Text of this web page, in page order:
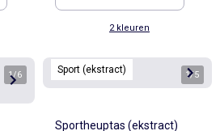
2 kleuren
1/6 Sport (ekstract) 1/5
Sportheuptas (ekstract)